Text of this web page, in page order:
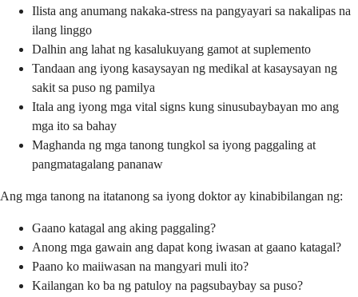
Ilista ang anumang nakaka-stress na pangyayari sa nakalipas na
ilang linggo
Dalhin ang lahat ng kasalukuyang gamot at suplemento
Tandaan ang iyong kasaysayan ng medikal at kasaysayan ng
sakit sa puso ng pamilya
Itala ang iyong mga vital signs kung sinusubaybayan mo ang
mga ito sa bahay
Maghanda ng mga tanong tungkol sa iyong paggaling at
pangmatagalang pananaw
Ang mga tanong na itatanong sa iyong doktor ay kinabibilangan ng:
Gaano katagal ang aking paggaling?
Anong mga gawain ang dapat kong iwasan at gaano katagal?
Paano ko maiiwasan na mangyari muli ito?
Kailangan ko ba ng patuloy na pagsubaybay sa puso?